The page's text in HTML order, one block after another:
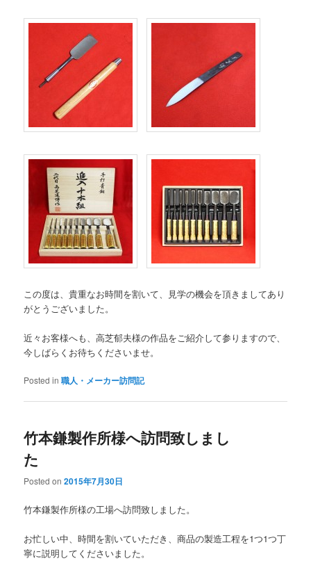
この度は、貴重なお時間を割いて、見学の機会を頂きましてあり
がとうございました。
近々お客様へも、高芝郁夫様の作品をご紹介して参りますので、
今しばらくお待ちくださいませ。
Posted in 職人・メーカー訪問記
竹本鎌製作所様へ訪問致しまし
た
Posted on2015年7月30日
竹本鎌製作所様の工場へ訪問致しました。
お忙しい中、時間を割いていただき、商品の製造工程を1つ1つ丁
寧に説明してくださいました。